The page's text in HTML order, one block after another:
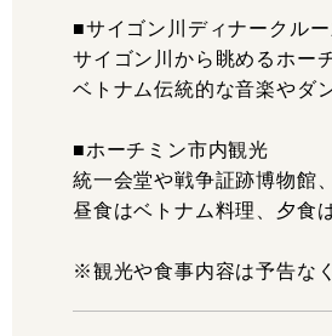
■サイゴン川ディナークル
サイゴン川から眺めるホー
ベトナム伝統的な音楽やダ
■ホーチミン市内観光
統一会堂や戦争証跡博物館
昼食はベトナム料理、夕食
※観光や食事内容は予告な